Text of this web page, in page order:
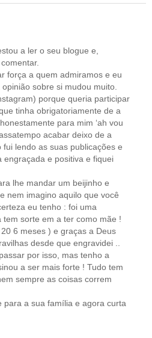
a ler o seu blogue e,
força a quem admiramos e eu
sobre si mudou muito.
porque queria participar
tinha obrigatoriamente de a
para mim ‘ah vou
acabar deixo de a
fui lendo as suas publicações e
engraçada e positiva e fiquei
lhe mandar um beijinho e
nem imagino aquilo que você
eu tenho : foi uma
sorte em a ter como mãe !
6 meses ) e graças a Deus
desde que engravidei ..
por isso, mas tenho a
a ser mais forte ! Tudo tem
sempre as coisas correm
para a sua família e agora curta